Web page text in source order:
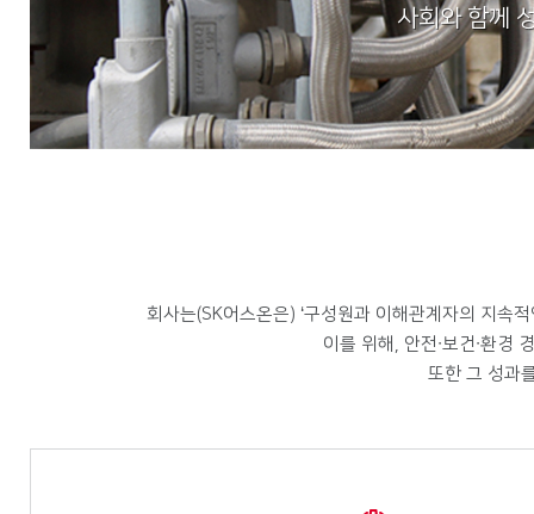
사회와 함께
회사는(SK어스온은) ‘구성원과 이해관계자의 지속
이를 위해, 안전∙보건∙환경
또한 그 성과